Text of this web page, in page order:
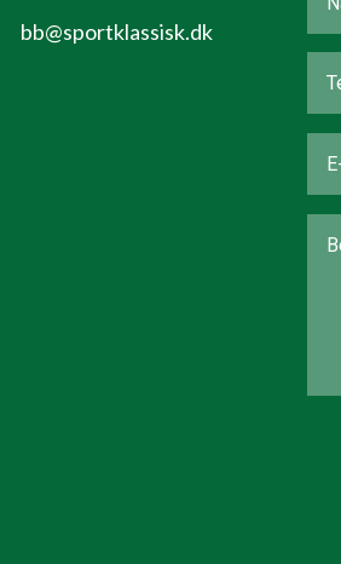
bb@sportklassisk.dk